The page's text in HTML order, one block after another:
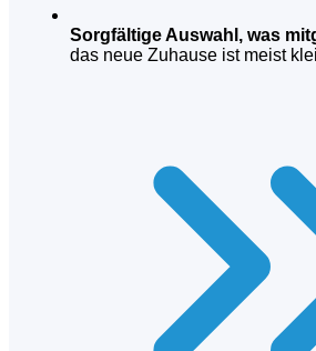
Sorgfältige Auswahl, was
das neue Zuhause ist meist